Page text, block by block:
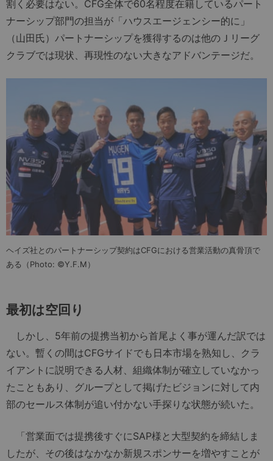
割く必要はない。CFG全体で60名程度在籍しているパート
ナーシップ部門の担当が「ハウスエージェンシー的に」
（山田氏）パートナーシップを獲得するのは他のＪリーグ
クラブでは現状、再現性のない大きなアドバンテージだ。
ヘイズ社とのパートナーシップ契約はCFGにおける営業活動の真骨頂で
ある（Photo: ©Y.F.M）
最初は空回り
しかし、5年前の提携当初から首尾よく事が運んだ訳では
ない。暫くの間はCFGサイドでも日本市場を熟知し、クラ
イアントに説明できる人材、組織体制が確立していなかっ
たこともあり、グループとして掲げたビジョンに対して内
部のセールス体制が追い付かない手探りな状態が続いた。
「営業面では提携後すぐにSAP様と大型契約を締結しま
したが、その後はなかなか新規スポンサーを増やすことが